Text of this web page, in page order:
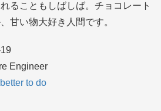
ることもしばしば。チョコレート
甘い物大好き人間です。
Engineer
to do